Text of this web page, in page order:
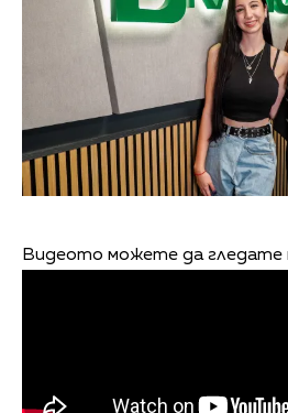
Видеото можете да гледате